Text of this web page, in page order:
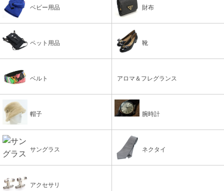
ベビー用品 財布
ペット用品 靴
ベルト アロマ＆フレグランス
帽子 腕時計
サングラス ネクタイ
アクセサリ